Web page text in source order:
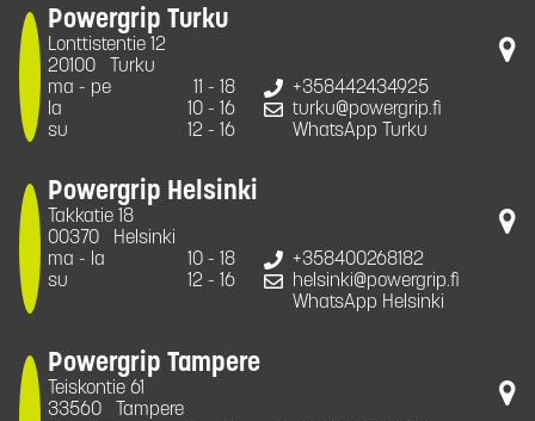
Powergrip Turku
Lonttistentie 12
20100
Turku
ma - pe
11 - 18
la
10 - 16
su
12 - 16
+358442434925
turku@powergrip.fi
WhatsApp Turku
Powergrip Helsinki
Takkatie 18
00370
Helsinki
ma - la
10 - 18
su
12 - 16
+358400268182
helsinki@powergrip.fi
WhatsApp Helsinki
Powergrip Tampere
Teiskontie 61
33560
Tampere